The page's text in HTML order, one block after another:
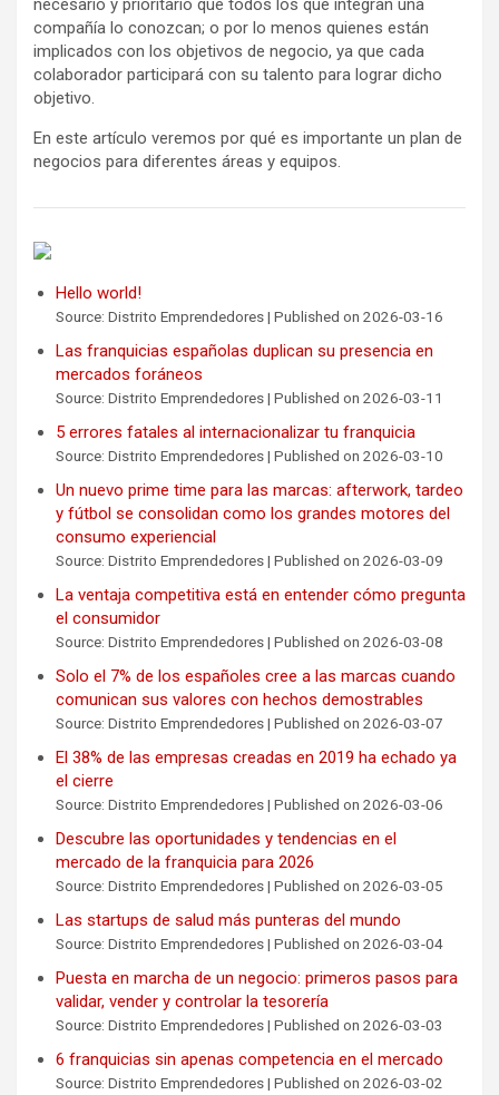
necesario y prioritario que todos los que integran una
compañía lo conozcan; o por lo menos quienes están
implicados con los objetivos de negocio, ya que cada
colaborador participará con su talento para lograr dicho
objetivo.
En este artículo veremos por qué es importante un plan de
negocios para diferentes áreas y equipos.
Hello world!
Source: Distrito Emprendedores Published on 2026-03-16
Las franquicias españolas duplican su presencia en
mercados foráneos
Source: Distrito Emprendedores Published on 2026-03-11
5 errores fatales al internacionalizar tu franquicia
Source: Distrito Emprendedores Published on 2026-03-10
Un nuevo prime time para las marcas: afterwork, tardeo
y fútbol se consolidan como los grandes motores del
consumo experiencial
Source: Distrito Emprendedores Published on 2026-03-09
La ventaja competitiva está en entender cómo pregunta
el consumidor
Source: Distrito Emprendedores Published on 2026-03-08
Solo el 7% de los españoles cree a las marcas cuando
comunican sus valores con hechos demostrables
Source: Distrito Emprendedores Published on 2026-03-07
El 38% de las empresas creadas en 2019 ha echado ya
el cierre
Source: Distrito Emprendedores Published on 2026-03-06
Descubre las oportunidades y tendencias en el
mercado de la franquicia para 2026
Source: Distrito Emprendedores Published on 2026-03-05
Las startups de salud más punteras del mundo
Source: Distrito Emprendedores Published on 2026-03-04
Puesta en marcha de un negocio: primeros pasos para
validar, vender y controlar la tesorería
Source: Distrito Emprendedores Published on 2026-03-03
6 franquicias sin apenas competencia en el mercado
Source: Distrito Emprendedores Published on 2026-03-02